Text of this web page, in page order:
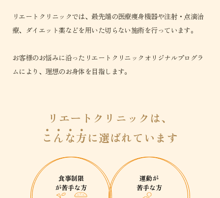
リエートクリニックでは、最先端の医療痩身機器や注射・点滴治
療、ダイエット薬などを用いた切らない施術を行っています。
お客様のお悩みに沿ったリエートクリニックオリジナルプログラ
ムにより、理想のお身体を目指します。
リエートクリニックは、
こ ん な方に選ばれています
食事制限
が苦手な方
運動が
苦手な方